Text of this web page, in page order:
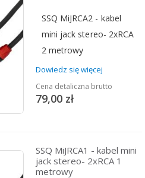
SSQ MiJRCA2 - kabel
mini jack stereo- 2xRCA
2 metrowy
Dowiedz się więcej
Cena detaliczna brutto
79,00 zł
SSQ MiJRCA1 - kabel mini
jack stereo- 2xRCA 1
metrowy